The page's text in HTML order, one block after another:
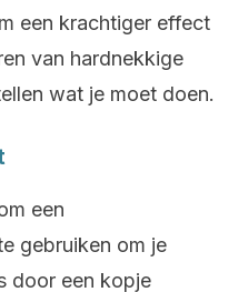
een krachtiger effect
van hardnekkige
wat je moet doen.
een
gebruiken om je
door een kopje